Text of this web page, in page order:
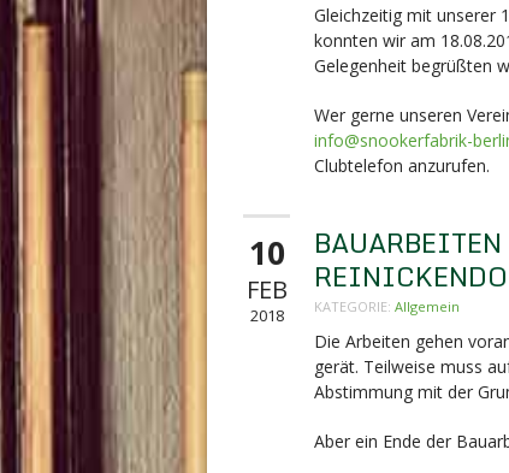
Gleichzeitig mit unserer
konnten wir am
Gelegenheit begrüßten
Wer gerne unseren
info@snookerfabrik-
Clubtelefon anzurufen.
10
FEB
2018 KATEGORIE: Allgemein
Die Arbeiten gehen
gerät. Teilweise muss
Abstimmung mit der
Aber ein Ende der